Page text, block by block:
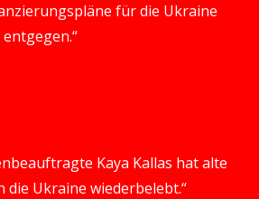
für die Ukraine
Kaya Kallas hat alte
die Ukraine wiederbelebt.“